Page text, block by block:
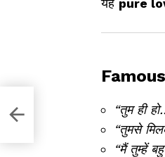
“तुम ही
“तुमसे
“मैं तुम्हें